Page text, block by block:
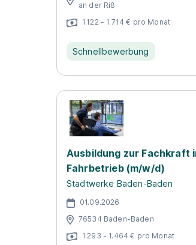
an der Riß
1.122 - 1.714 € pro Monat
Schnellbewerbung
Ausbildung zur Fachkraft
Fahrbetrieb (m/w/d)
Stadtwerke Baden-Baden
01.09.2026
76534 Baden-Baden
1.293 - 1.464 € pro Monat